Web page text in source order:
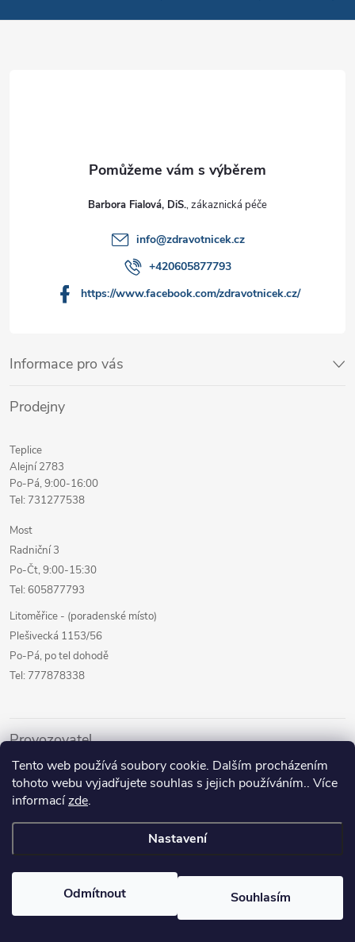
Tento web používá soubory cookie. Dalším procházením
tohoto webu vyjadřujete souhlas s jejich používáním.. Více
informacízde.
Nastavení
Odmítnout Souhlasím
Informace pro vás
Prodejny
Teplice
Alejní 2783
Po-Pá, 9:00-16:00
Tel: 731277538
Most
Radniční 3
Po-Čt, 9:00-15:30
Tel: 605877793
Litoměřice - (poradenské místo)
Plešivecká 1153/56
Po-Pá, po tel dohodě
Tel: 777878338
Provozovatel
Internetový prodej
Kamenné prodejny
Půjčovna pomůcek
Poradenství a služby
Barbora Fialová, DiS.
info@zdravotnicek.cz
+420605877793
https://www.facebook.com/zdravotnicek.cz/
Copyright 2026Zdravotníček . Všechna práva vyhrazena.
nastavení cookies